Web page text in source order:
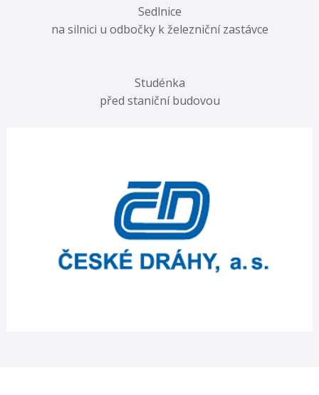
Sedlnice
na silnici u odbočky k železniční zastávce
Studénka
před staniční budovou